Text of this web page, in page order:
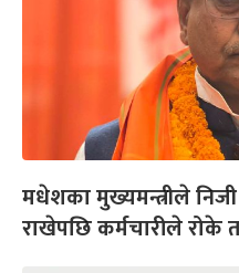
मधेशका मुख्यमन्त्रीले
राखेपछि कर्मचारीले रोके